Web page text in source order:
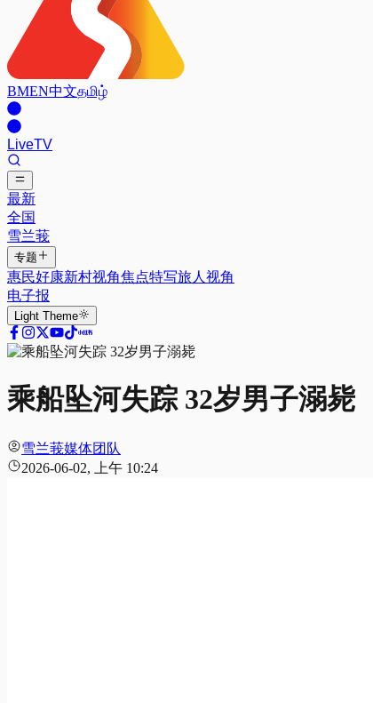
BMEN中文தமிழ்
LiveTV
最新
全国
雪兰莪
专题
惠民好康新村视角焦点特写旅人视角
电子报
Light Theme
乘船坠河失踪 32岁男子溺毙
雪兰莪媒体团队
2026-06-02, 上午 10:24